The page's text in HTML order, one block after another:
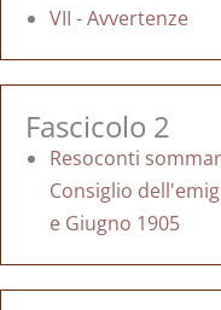
VII - Avvertenze
Fascicolo 2
Resoconti
Consiglio
e Giugno 1905